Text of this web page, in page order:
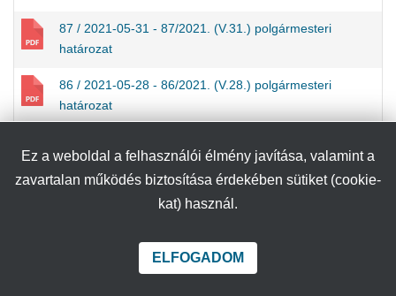
87 / 2021-05-31 - 87/2021. (V.31.) polgármesteri
határozat
86 / 2021-05-28 - 86/2021. (V.28.) polgármesteri
határozat
határozat
84 / 2021-05-18 - 84/2021. (V.18.) polgármesteri
83 / 2021-05-17 - 83/2021. (V.17.) polgármesteri
Ez a weboldal a felhasználói élmény javítása, valamint a
zavartalan működés biztosítása érdekében sütiket (cookie-
kat) használ.
ELFOGADOM